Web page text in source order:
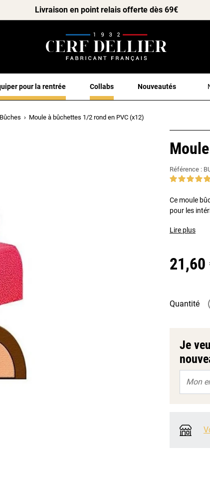
Livraison en point relais offerte dès 69€
pour la rentrée Collabs Nouveautés
Moule à bûchettes 1/2 rond en PVC (x12)
Référence :
Ce moule
pour les
Lire plus
21,60
Quantité
Je